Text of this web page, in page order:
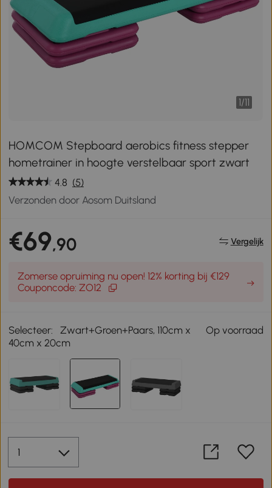
1/11
HOMCOM Stepboard aerobics fitness stepper
hometrainer in hoogte verstelbaar sport zwart
4.8 (5)
Verzonden door Aosom Duitsland
€69,90 Vergelijk
Zomerse opruiming nu open! 12% korting bij €129
Couponcode: ZO12
Selecteer:
Zwart+Groen+Paars, 110cm x
40cm x 20cm
Op voorraad